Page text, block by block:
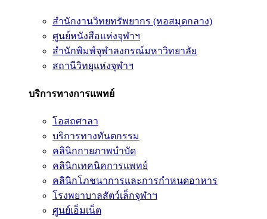
สำนักงานวิทยทรัพยากร (หอสมุดกลาง)
ศูนย์หนังสือแห่งจุฬาฯ
สำนักพิมพ์จุฬาลงกรณ์มหาวิทยาลัย
สถานีวิทยุแห่งจุฬาฯ
บริการทางการแพทย์
โอสถศาลา
บริการทางทันตกรรม
คลินิกกายภาพบำบัด
คลินิกเทคนิคการแพทย์
คลินิกโภชนาการและการกำหนดอาหาร
โรงพยาบาลสัตว์เล็กจุฬาฯ
ศูนย์เอ็มเน็ต